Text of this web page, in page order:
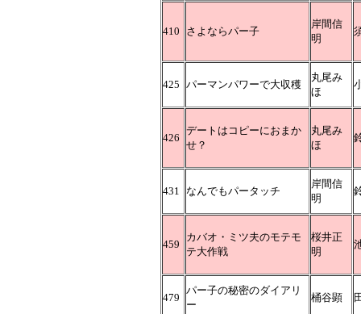
410 さよならパー子
岸間信
明
425 パーマンパワーで大収穫
丸尾み
ほ
426
デートはコピーにおまか
せ？
丸尾み
ほ
431 なんでもパータッチ
岸間信
明
459
カバオ・ミツ夫のモテモ
テ大作戦
桜井正
明
479
パー子の秘密のダイアリ
ー
桶谷顕